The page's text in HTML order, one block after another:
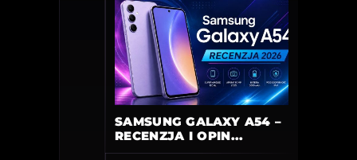
SAMSUNG GALAXY A54 –
RECENZJA I OPIN...